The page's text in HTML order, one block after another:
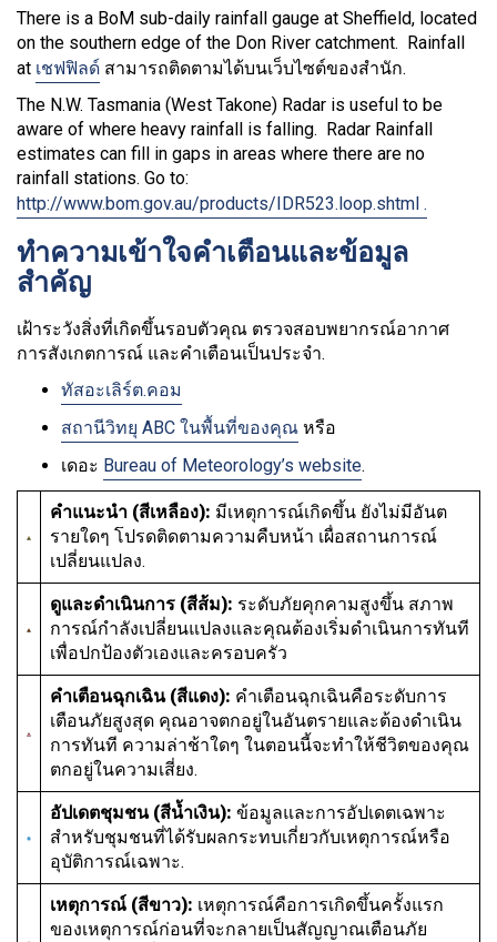
There is a BoM sub-daily rainfall gauge at Sheffield, located
on the southern edge of the Don River catchment. Rainfall
at เชฟฟิลด์ สามารถติดตามได้บนเว็บไซต์ของสำนัก.
The N.W. Tasmania (West Takone) Radar is useful to be
aware of where heavy rainfall is falling. Radar Rainfall
estimates can fill in gaps in areas where there are no
rainfall stations. Go to:
http://www.bom.gov.au/products/IDR523.loop.shtml .
ทำความเข้าใจคำเตือนและข้อมูล
สำคัญ
เฝ้าระวังสิ่งที่เกิดขึ้นรอบตัวคุณ ตรวจสอบพยากรณ์อากาศ
การสังเกตการณ์ และคำเตือนเป็นประจำ.
ทัสอะเลิร์ต.คอม
สถานีวิทยุ ABC ในพื้นที่ของคุณ หรือ
เดอะ Bureau of Meteorology’s website.
คำแนะนำ (สีเหลือง): มีเหตุการณ์เกิดขึ้น ยังไม่มีอันต
รายใดๆ โปรดติดตามความคืบหน้า เผื่อสถานการณ์
เปลี่ยนแปลง.
ดูและดำเนินการ (สีส้ม): ระดับภัยคุกคามสูงขึ้น สภาพ
การณ์กำลังเปลี่ยนแปลงและคุณต้องเริ่มดำเนินการทันที
เพื่อปกป้องตัวเองและครอบครัว
คำเตือนฉุกเฉิน (สีแดง): คำเตือนฉุกเฉินคือระดับการ
เตือนภัยสูงสุด คุณอาจตกอยู่ในอันตรายและต้องดำเนิน
การทันที ความล่าช้าใดๆ ในตอนนี้จะทำให้ชีวิตของคุณ
ตกอยู่ในความเสี่ยง.
อัปเดตชุมชน (สีน้ำเงิน): ข้อมูลและการอัปเดตเฉพาะ
สำหรับชุมชนที่ได้รับผลกระทบเกี่ยวกับเหตุการณ์หรือ
อุบัติการณ์เฉพาะ.
เหตุการณ์ (สีขาว): เหตุการณ์คือการเกิดขึ้นครั้งแรก
ของเหตุการณ์ก่อนที่จะกลายเป็นสัญญาณเตือนภัย